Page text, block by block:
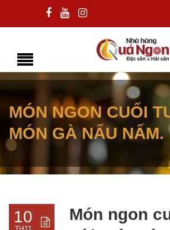
MÓN NGON CUỐI
MÓN GÀ NẤU NẤM.
10
Món ngon